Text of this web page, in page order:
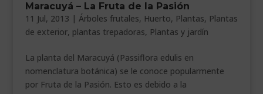
Maracuyá – La Fruta de la Pasión
11 Jul, 2013 | Árboles frutales, Huerto, Plantas, Plantas
de exterior, plantas trepadoras, Plantas y jardín
La planta del Maracuyá (Passiflora edulis en
nomenclatura botánica) se le conoce popularmente
por Fruta de la Pasión. Esto es debido a la